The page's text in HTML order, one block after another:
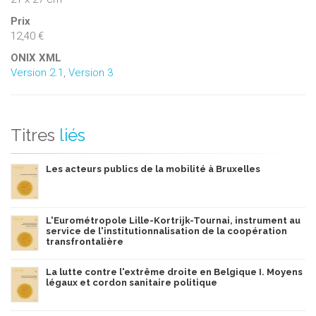
linguistiques, etc.
Ce dernier tome comprend également une conclusion
générale, dans laquelle B. Blero explique en quoi « personne
n’a gagné et personne n’a perdu ».
Prix
12,40 €
ONIX XML
Version 2.1 Version 3
Titres liés
Les acteurs publics de la mobilité à Bruxelles
L'Eurométropole Lille-Kortrijk-Tournai, instrument au
service de l'institutionnalisation de la coopération
transfrontalière
La lutte contre l'extrême droite en Belgique I. Moyens
légaux et cordon sanitaire politique